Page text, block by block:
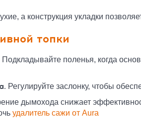
а конструкция укладки
топки
Подкладывайте поленья, когда
Регулируйте заслонку, чтобы
дымохода снижает
удалитель сажи от Aura